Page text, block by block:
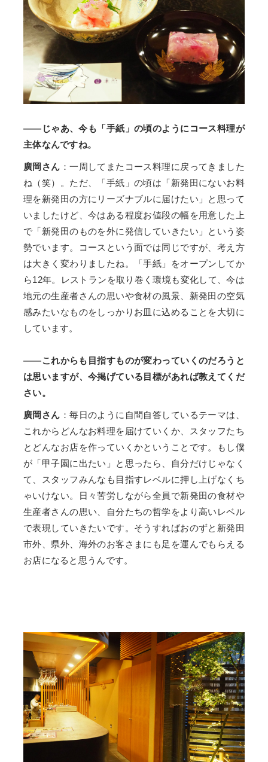
——じゃあ、今も「手紙」の頃のようにコース料理が
主体なんですね。
廣岡さん ：一周してまたコース料理に戻ってきました
ね（笑）。ただ、「手紙」の頃は「新発田にないお料
理を新発田の方にリーズナブルに届けたい」と思って
いましたけど、今はある程度お値段の幅を用意した上
で「新発田のものを外に発信していきたい」という姿
勢でいます。コースという面では同じですが、考え方
は大きく変わりましたね。「手紙」をオープンしてか
ら12年。レストランを取り巻く環境も変化して、今は
地元の生産者さんの思いや食材の風景、新発田の空気
感みたいなものをしっかりお皿に込めることを大切に
しています。
——これからも目指すものが変わっていくのだろうと
は思いますが、今掲げている目標があれば教えてくだ
さい。
廣岡さん ：毎日のように自問自答しているテーマは、
これからどんなお料理を届けていくか、スタッフたち
とどんなお店を作っていくかということです。もし僕
が「甲子園に出たい」と思ったら、自分だけじゃなく
て、スタッフみんなも目指すレベルに押し上げなくち
ゃいけない。日々苦労しながら全員で新発田の食材や
生産者さんの思い、自分たちの哲学をより高いレベル
で表現していきたいです。そうすればおのずと新発田
市外、県外、海外のお客さまにも足を運んでもらえる
お店になると思うんです。